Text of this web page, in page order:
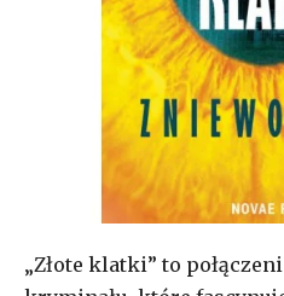
„Złote klatki” to